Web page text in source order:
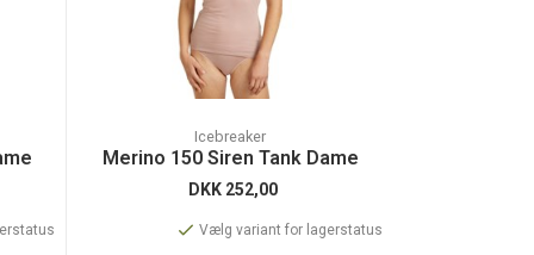
Icebreaker
Merino 150 Siren Tank Dame
DKK252,00
Vælg variant for lagerstatus